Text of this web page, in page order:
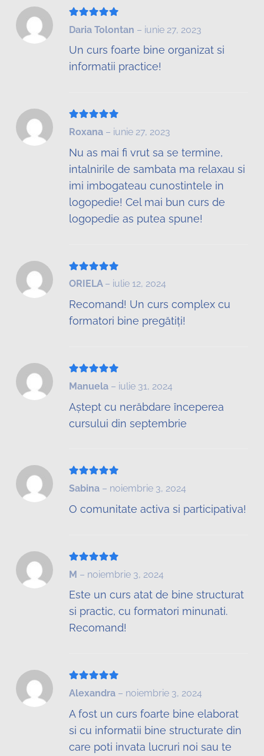
Daria Tolontan – iunie 27, 2023
Un curs foarte bine organizat si
informatii practice!
Evaluat la 5
Roxana – iunie 27, 2023
Nu as mai fi vrut sa se termine,
intalnirile de sambata ma relaxau si
imi imbogateau cunostintele in
logopedie! Cel mai bun curs de
logopedie as putea spune!
Evaluat la
ORIELA – iulie 12, 2024
Recomand! Un curs complex cu
formatori bine pregătiți!
Manuela – iulie 31, 2024
Aștept cu nerăbdare începerea
cursului din septembrie
Evaluat la din 5
Sabina – noiembrie 3, 2024
O comunitate activa si participativa!
M – noiembrie 3, 2024
Este un curs atat de bine structurat
si practic, cu formatori minunati.
Recomand!
Alexandra – noiembrie 3, 2024
A fost un curs foarte bine elaborat
si cu informatii bine structurate din
care poti invata lucruri noi sau te